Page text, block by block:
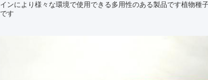
インにより様々な環境で使用できる多用性のある製品です植物
です